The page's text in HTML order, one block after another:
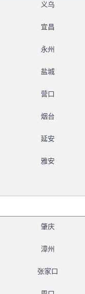
义乌
宜昌
永州
盐城
营口
烟台
延安
雅安
肇庆
漳州
张家口